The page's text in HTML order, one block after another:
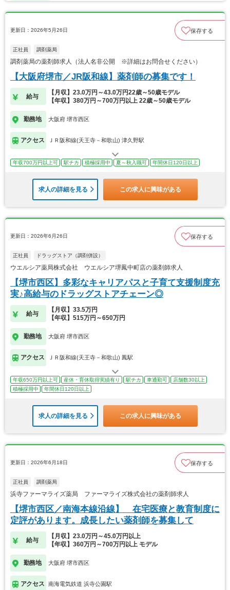
更新日：2026年5月26日 保存する
正社員 調剤薬局
調剤薬局の薬剤師求人（法人名非公開 ※詳細はお問合せください）
【大阪府堺市／JR阪和線】薬剤師の募集です！
給与
【月収】23.0万円～43.0万円22歳～50歳モデル
【年収】380万円～700万円以上 22歳～50歳モデル
勤務地 大阪府 堺市西区
アクセス ＪＲ阪和線(天王寺－和歌山) 津久野駅
年収700万円以上可 駅チカ 積極採用中 夏～秋入職可 年間休日120日以上
求人の詳細を見る この求人に興味がある
更新日：2026年6月26日 保存する
正社員 ドラッグストア（調剤併設）
ウエルシア薬局株式会社 ウエルシア堺鳳中町店の薬剤師求人
【堺市西区】多彩なキャリアパスと子育て支援制度充
実♪高給与のドラッグストアチェーン◎
給与
【月収】33.5万円
【年収】515万円～650万円
勤務地 大阪府 堺市西区
アクセス ＪＲ阪和線(天王寺－和歌山) 鳳駅
年収650万円以上可 産休・育休取得実績有り 駅チカ 車通勤可
店舗数30以上
積極採用中
年間休日120日以上
求人の詳細を見る この求人に興味がある
更新日：2026年6月18日 保存する
正社員 調剤薬局
浜寺ファーマライズ薬局 ファーマライズ株式会社の薬剤師求人
【堺市西区／南海本線沿線】 在宅医療と教育制度に
定評があります。成長したい薬剤師を募集して
給与
【月収】23.0万円～45.0万円以上
【年収】360万円～700万円以上 モデル
勤務地 大阪府 堺市西区
アクセス 南海電気鉄道 浜寺公園駅